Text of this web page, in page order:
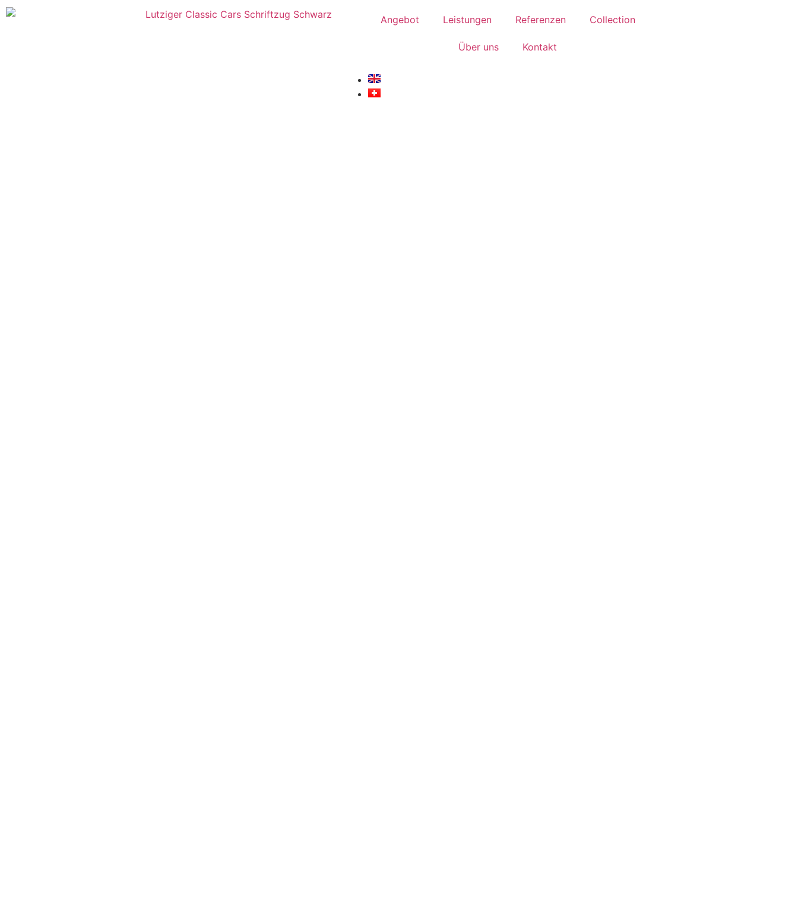
Angebot Leistungen Referenzen Collection
Über uns Kontakt